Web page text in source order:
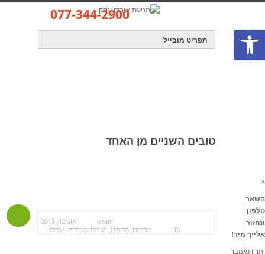
077-344-2900
טובים השניים מן האחד
אוג 12, 2013 israel
מכירות פרופיט שירות ומכירות שרות (0)
x
השאר
טלפון
ונחזור
אלייך מיד!
יתרון נאמבר
פתח סרגל נגישות